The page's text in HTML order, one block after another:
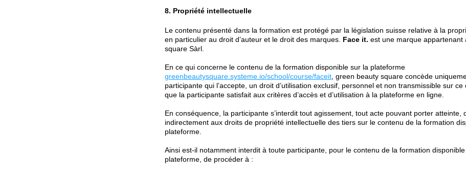
8. Propriété intellectuelle
Le contenu présenté dans la formation est protégé par la législation suisse relative à la
en particulier au droit d’auteur et le droit des marques. Face it. est une marque appartenant
square Sàrl.
En ce qui concerne le contenu de la formation disponible sur la plateforme
greenbeautysquare.systeme.io/school/course/faceit , green beauty square concède
participante qui l’accepte, un droit d’utilisation exclusif, personnel et non transmissible sur
que la participante satisfait aux critères d’accès et d’utilisation à la plateforme en ligne.
En conséquence, la participante s’interdit tout agissement, tout acte pouvant porter atteinte,
indirectement aux droits de propriété intellectuelle des tiers sur le contenu de la formation
plateforme.
Ainsi est-il notamment interdit à toute participante, pour le contenu de la formation
plateforme, de procéder à :